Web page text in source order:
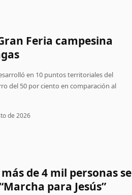
Feria campesina
en 10 puntos territoriales del
del 50 por ciento en comparación al
de 2026
de 4 mil personas se
para Jesús”